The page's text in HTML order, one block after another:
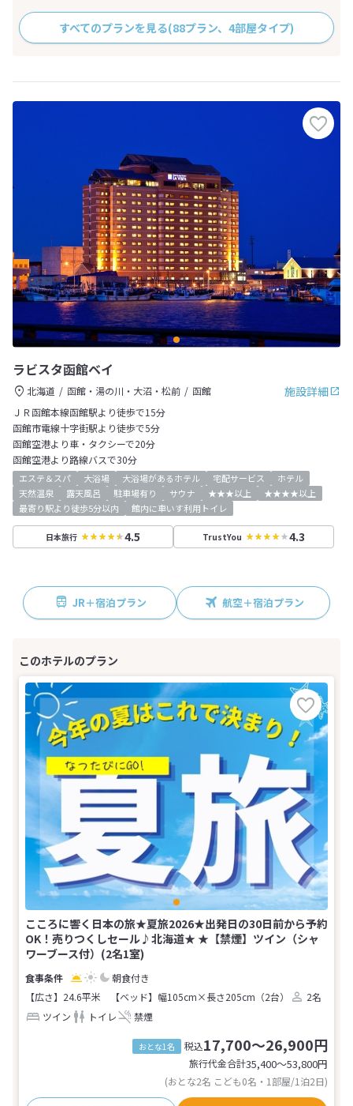
すべてのプランを見る(88プラン、4部屋タイプ)
ラビスタ函館ベイ
施設詳細
北海道 函館・湯の川・大沼・松前
函館
ＪＲ函館本線函館駅より徒歩で15分
函館市電線十字街駅より徒歩で5分
函館空港より車・タクシーで20分
函館空港より路線バスで30分
エステ＆スパ 大浴場 大浴場があるホテル 宅配サービス
ホテル
天然温泉
露天風呂 駐車場有り サウナ ★★★以上
★★★★以上
最寄り駅より徒歩5分以内
館内に車いす利用トイレ
日本旅行 4.5 TrustYou 4.3
JR＋宿泊プラン 航空＋宿泊プラン
こころに響く日本の旅★夏旅2026★出発日の30日前から予約
OK！売りつくしセール♪北海道★ ★【禁煙】ツイン（シャ
ワーブース付）(2名1室)
朝食付き
【広さ】24.6平米
【ベッド】幅105cm×長さ205cm（2台）
2名
ツイン
トイレ 禁煙
おとな1名 税込17,700～26,900円
旅行代金合計35,400〜53,800円
(おとな2名 こども0名・1部屋/1泊2日)